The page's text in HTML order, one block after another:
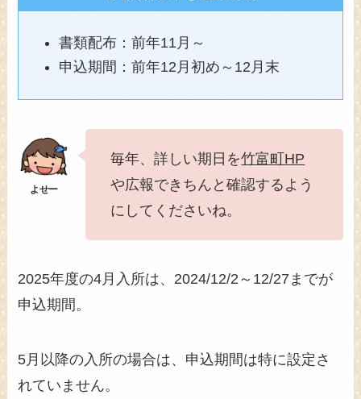
書類配布：前年11月～
申込期間：前年12月初め～12月末
毎年、詳しい期日を竹富町HP
や広報できちんと確認するよう
にしてくださいね。
2025年度の4月入所は、2024/12/2～12/27までが
申込期間。
5月以降の入所の場合は、申込期間は特に設定さ
れていません。